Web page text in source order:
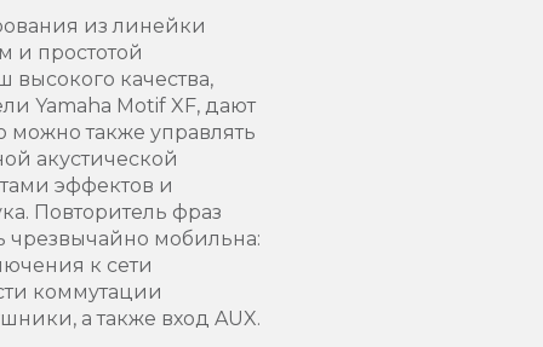
из линейки
и простотой
качества,
Yamaha Motif XF, дают
также управлять
акустической
эффектов и
Повторитель фраз
чрезвычайно мобильна:
к сети
коммутации
а также вход AUX.